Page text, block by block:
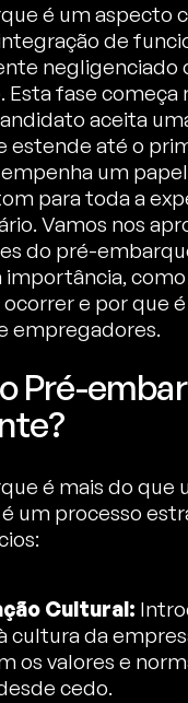
é um aspecto
de
negligenciado
Esta fase começa
aceita
estende até o
um
para toda a
Vamos nos
do pré-
importância,
e por que
empregadores.
Pré-
é mais do que
um processo
Cultural:
cultura da
os valores e
cedo.